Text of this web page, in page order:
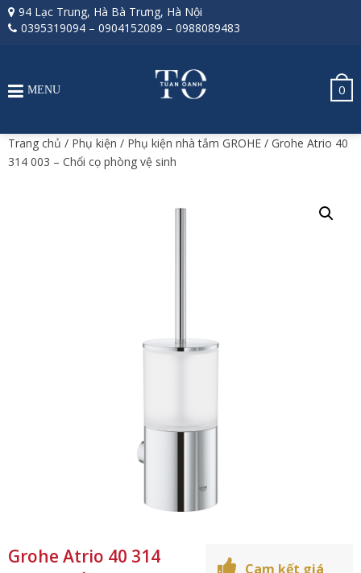
94 Lạc Trung, Hà Bà Trưng, Hà Nội
0395319094 – 0904152089 – 0988089483
0
MENU
Trang chủ / Phụ kiện / Phụ kiện nhà tắm GROHE / Grohe Atrio 40
314 003 – Chổi cọ phòng vệ sinh
Grohe Atrio 40 314
Cam kết giá